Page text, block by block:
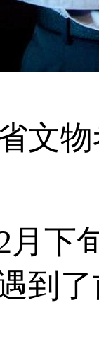
文
月下
到